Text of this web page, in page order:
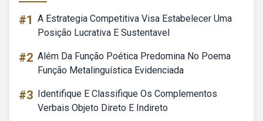
#1 A Estrategia Competitiva Visa Estabelecer Uma
Posição Lucrativa E Sustentavel
#2 Além Da Função Poética Predomina No Poema
Função Metalinguística Evidenciada
#3 Identifique E Classifique Os Complementos
Verbais Objeto Direto E Indireto